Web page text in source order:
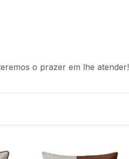
o prazer em lhe atender!